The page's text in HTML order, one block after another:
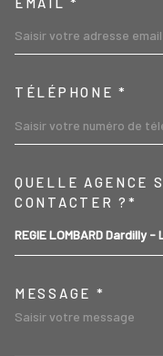
TÉLÉPHONE *
QUELLE AGENCE
CONTACTER ?*
REGIE LOMBARD Dardilly
MESSAGE *